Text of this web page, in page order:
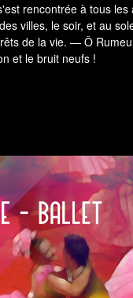
rencontrée à tous les
villes, le soir, et au
de la vie. — Ô
et le bruit neufs !